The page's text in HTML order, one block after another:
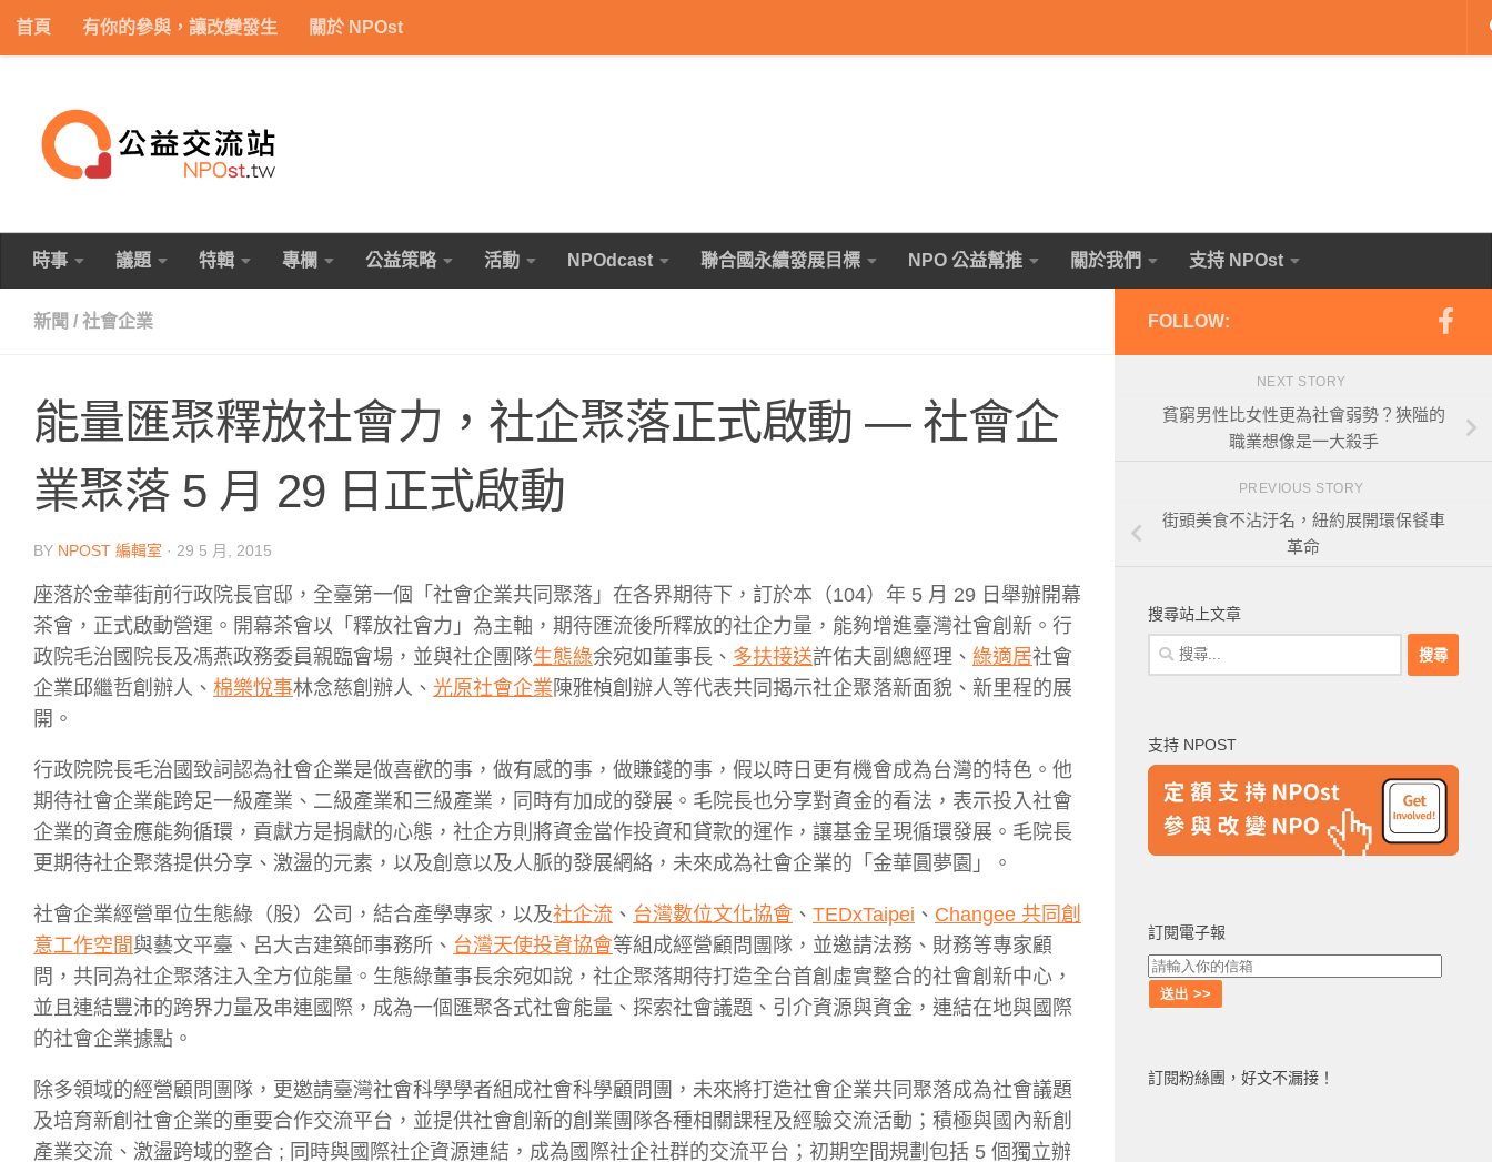
Skip to content
首頁 有你的參與，讓改變發生 關於 NPOst
時事 議題 特輯 專欄 公益策略 活動 NPOdcast 聯合國永續發展目標 NPO 公益幫推 關於我們 支持 NPOst
新聞 / 社會企業
能量匯聚釋放社會力，社企聚落正式啟動 — 社會企
業聚落 5 月 29 日正式啟動
BY NPOST 編輯室 · 29 5 月, 2015
座落於金華街前行政院長官邸，全臺第一個「社會企業共同聚落」在各界期待下，訂於本（104）年 5 月 29 日舉辦開幕
茶會，正式啟動營運。開幕茶會以「釋放社會力」為主軸，期待匯流後所釋放的社企力量，能夠增進臺灣社會創新。行
政院毛治國院長及馮燕政務委員親臨會場，並與社企團隊生態綠余宛如董事長、 多扶接送許佑夫副總經理、 綠適居社會
企業邱繼哲創辦人、 棉樂悅事林念慈創辦人、 光原社會企業 陳雅楨創辦人等代表共同揭示社企聚落新面貌、新里程的展
開。
行政院院長毛治國致詞認為社會企業是做喜歡的事，做有感的事，做賺錢的事，假以時日更有機會成為台灣的特色。他
期待社會企業能跨足一級產業、二級產業和三級產業，同時有加成的發展。毛院長也分享對資金的看法，表示投入社會
企業的資金應能夠循環，貢獻方是捐獻的心態，社企方則將資金當作投資和貸款的運作，讓基金呈現循環發展。毛院長
更期待社企聚落提供分享、激盪的元素，以及創意以及人脈的發展網絡，未來成為社會企業的「金華圓夢園」。
社會企業經營單位生態綠（股）公司，結合產學專家，以及社企流 、 台灣數位文化協會 、 TEDxTaipei 、 Changee 共同創
意工作空間與藝文平臺、呂大吉建築師事務所、 台灣天使投資協會等組成經營顧問團隊，並邀請法務、財務等專家顧
問，共同為社企聚落注入全方位能量。生態綠董事長余宛如說，社企聚落期待打造全台首創虛實整合的社會創新中心，
並且連結豐沛的跨界力量及串連國際，成為一個匯聚各式社會能量、探索社會議題、引介資源與資金，連結在地與國際
的社會企業據點。
除多領域的經營顧問團隊，更邀請臺灣社會科學學者組成社會科學顧問團，未來將打造社會企業共同聚落成為社會議題
及培育新創社會企業的重要合作交流平台，並提供社會創新的創業團隊各種相關課程及經驗交流活動；積極與國內新創
產業交流、激盪跨域的整合 ; 同時與國際社企資源連結，成為國際社企社群的交流平台；初期空間規劃包括 5 個獨立辦
FOLLOW:
NEXT STORY
貧窮男性比女性更為社會弱勢？狹隘的
職業想像是一大殺手
PREVIOUS STORY
街頭美食不沾汙名，紐約展開環保餐車
革命
搜尋站上文章
搜
尋
字:
支持 NPOST
訂閱電子報
訂閱粉絲團，好文不漏接！